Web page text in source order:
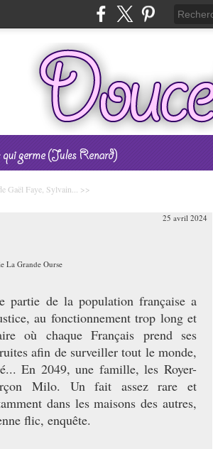
Gaël Faye, Sylvain... >>
25 avril 2024
partie de la population française a
au fonctionnement trop long et
où chaque Français prend ses
afin de surveiller tout le monde,
En 2049, une famille, les Royer-
Milo. Un fait assez rare et
dans les maisons des autres,
flic, enquête.